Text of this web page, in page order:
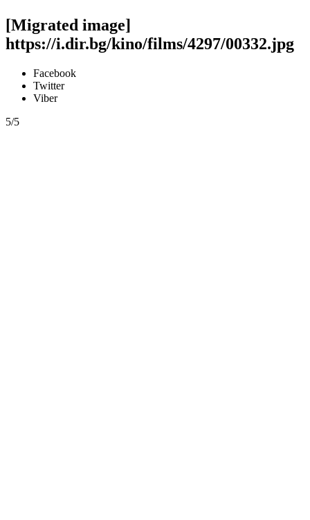
[Migrated image]
https://i.dir.bg/kino/films/4297/00332.jpg
Facebook
Twitter
Viber
5/5